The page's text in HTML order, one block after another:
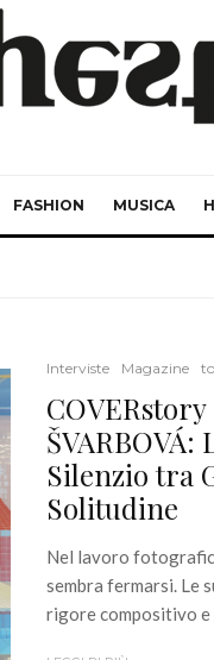
FASHION MUSICA
Interviste Magazine
ŠVARBOVÁ:
Silenzio tra
Solitudine
Nel lavoro
sembra fermarsi. Le
rigore compositivo e